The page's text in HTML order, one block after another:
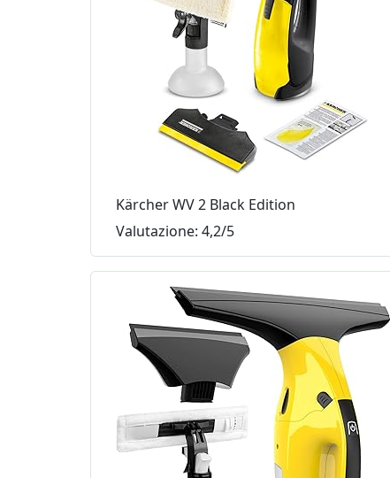
Kärcher WV 2 Black Edition
Valutazione: 4,2/5